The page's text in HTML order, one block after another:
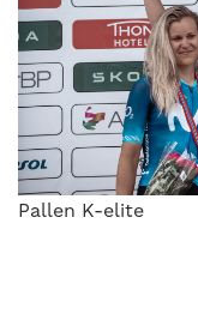
Pallen K-elite